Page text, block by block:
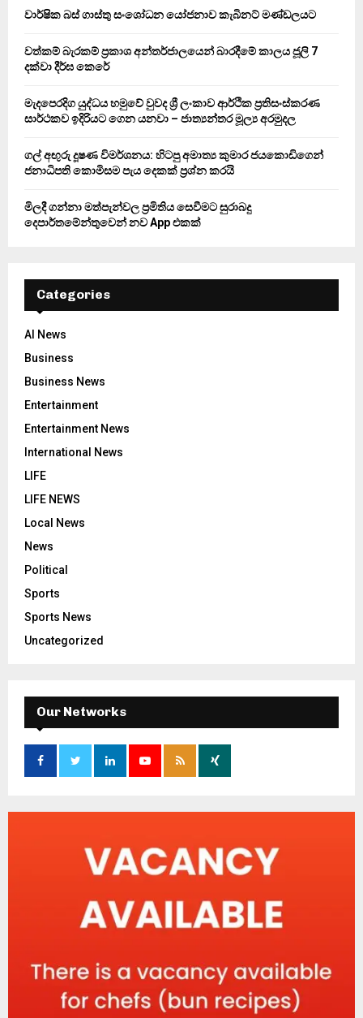
r
වාර්ෂික බස් ගාස්තු සංශෝධන යෝජනාව කැබිනට් මණ්ඩලයට
වත්කම් බැරකම් ප්‍රකාශ අන්තර්ජාලයෙන් බාරදීමේ කාලය ජූලි 7
දක්වා දීර්ඝ කෙරේ
මැදපෙරදිග යුද්ධය හමුවේ වුවද ශ්‍රී ලංකාව ආර්ථික ප්‍රතිසංස්කරණ
සාර්ථකව ඉදිරියට ගෙන යනවා – ජාත්‍යන්තර මූල්‍ය අරමුදල
ගල් අඟුරු දූෂණ විමර්ශනය: හිටපු අමාත්‍ය කුමාර ජයකොඩිගෙන්
ජනාධිපති කොමිසම පැය දෙකක් ප්‍රශ්න කරයි
මිලදී ගන්නා මත්පැන්වල ප්‍රමිතිය සෙවීමට සුරාබදු
දෙපාර්තමේන්තුවෙන් නව App එකක්
Categories
AI News
Business
Business News
Entertainment
Entertainment News
International News
LIFE
LIFE NEWS
Local News
News
Political
Sports
Sports News
Uncategorized
Our Networks